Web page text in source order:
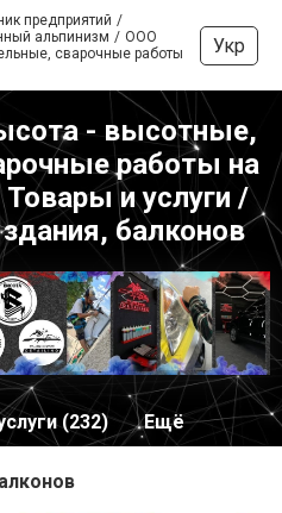
предприятий
альпинизм
ООО
сварочные работы
Укр
- высотные,
работы на
и услуги /
балконов
(232) Ещё